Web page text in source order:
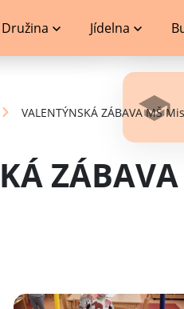
Družina Jídelna
VALENTÝNSKÁ ZÁBAVA MŠ